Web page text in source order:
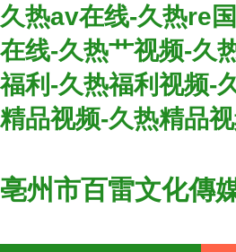
久热av在线-久热re
在线-久热艹视频-久
福利-久热福利视频-
精品视频-久热精品
亳州市百雷文化傳